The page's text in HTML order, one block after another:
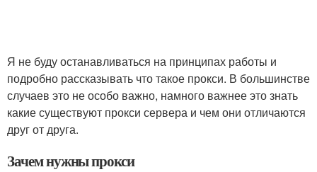
Я не буду останавливаться на принципах работы и
подробно рассказывать что такое прокси. В большинстве
случаев это не особо важно, намного важнее это знать
какие существуют прокси сервера и чем они отличаются
друг от друга.
Зачем нужны прокси